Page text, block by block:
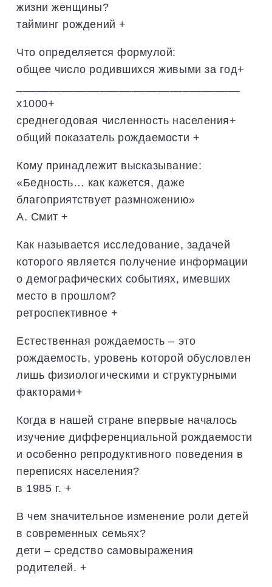
жизни женщины?
тайминг рождений +
Что определяется формулой:
общее число родившихся живыми за год+
х1000+
среднегодовая численность населения+
общий показатель рождаемости +
Кому принадлежит высказывание:
«Бедность… как кажется, даже
благоприятствует размножению»
А. Смит +
Как называется исследование, задачей
которого является получение информации
о демографических событиях, имевших
место в прошлом?
ретроспективное +
Естественная рождаемость – это
рождаемость, уровень которой обусловлен
лишь физиологическими и структурными
факторами+
Когда в нашей стране впервые началось
изучение дифференциальной рождаемости
и особенно репродуктивного поведения в
переписях населения?
в 1985 г. +
В чем значительное изменение роли детей
в современных семьях?
дети – средство самовыражения
родителей. +